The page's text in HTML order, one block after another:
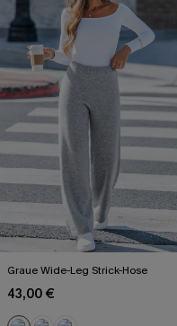
Graue Wide-Leg Strick-Hose
43,00 €